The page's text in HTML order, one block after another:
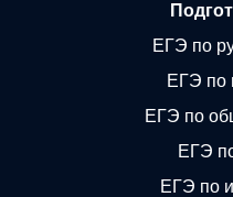
ЕГЭ по
ЕГЭ по
ЕГЭ по
ЕГЭ
ЕГЭ по